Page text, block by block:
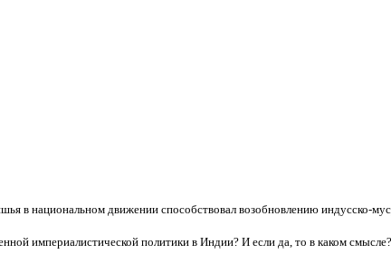
в национальном движении способствовал возобновлению индусско-
империалистической политики в Индии? И если да, то в каком